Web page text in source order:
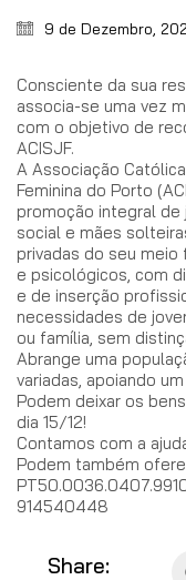
9 de Dezembro,
Consciente da sua
associa-se uma vez
com o objetivo de
ACISJF.
A Associação
Feminina do Porto
promoção integral
social e mães
privadas do seu
e psicológicos, com
e de inserção
necessidades de
ou família, sem
Abrange uma
variadas, apoiando
Podem deixar os
dia 15/12!
Contamos com a
Podem também
914540448
Share: